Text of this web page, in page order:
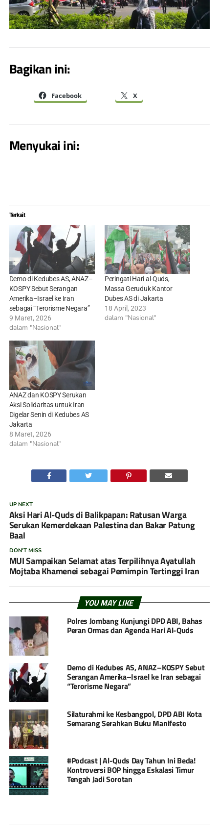
Bagikan ini:
Facebook X
Menyukai ini:
Terkait
Demo di Kedubes AS, ANAZ–
KOSPY Sebut Serangan
Amerika–Israel ke Iran
sebagai “Terorisme Negara”
9 Maret, 2026
dalam "Nasional"
Peringati Hari al-Quds,
Massa Geruduk Kantor
Dubes AS di Jakarta
18 April, 2023
dalam "Nasional"
ANAZ dan KOSPY Serukan
Aksi Solidaritas untuk Iran
Digelar Senin di Kedubes AS
Jakarta
8 Maret, 2026
dalam "Nasional"
UP NEXT
Aksi Hari Al-Quds di Balikpapan: Ratusan Warga
Serukan Kemerdekaan Palestina dan Bakar Patung
Baal
DON'T MISS
MUI Sampaikan Selamat atas Terpilihnya Ayatullah
Mojtaba Khamenei sebagai Pemimpin Tertinggi Iran
YOU MAY LIKE
Polres Jombang Kunjungi DPD ABI, Bahas
Peran Ormas dan Agenda Hari Al-Quds
Demo di Kedubes AS, ANAZ–KOSPY Sebut
Serangan Amerika–Israel ke Iran sebagai
“Terorisme Negara”
Silaturahmi ke Kesbangpol, DPD ABI Kota
Semarang Serahkan Buku Manifesto
#Podcast | Al-Quds Day Tahun Ini Beda!
Kontroversi BOP hingga Eskalasi Timur
Tengah Jadi Sorotan